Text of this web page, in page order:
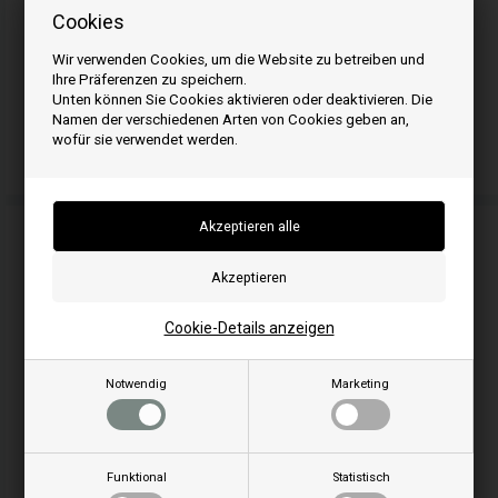
Cookies
Wir verwenden Cookies, um die Website zu betreiben und
Ihre Präferenzen zu speichern.
Unten können Sie Cookies aktivieren oder deaktivieren. Die
Namen der verschiedenen Arten von Cookies geben an,
wofür sie verwendet werden.
Notwendig Marketing
Funktional Statistisch
Cookie-Details anzeigen